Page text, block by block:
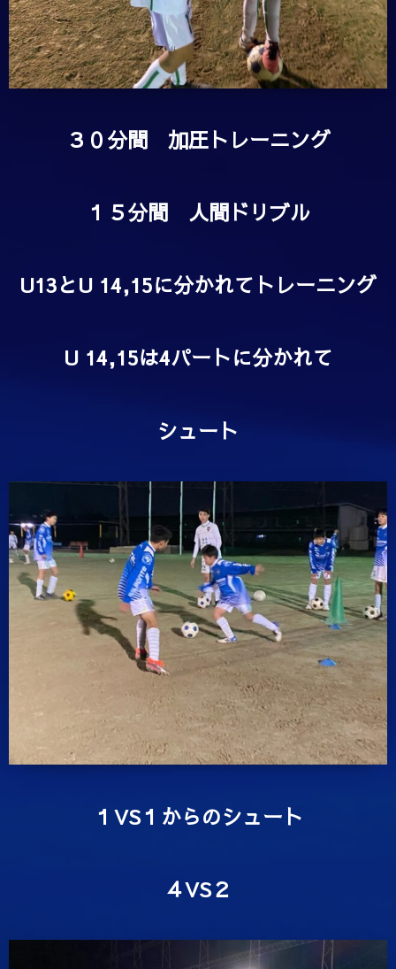
３０分間 加圧トレーニング
１５分間 人間ドリブル
U13とU 14,15に分かれてトレーニング
U 14,15は4パートに分かれて
シュート
１VS１からのシュート
４VS２